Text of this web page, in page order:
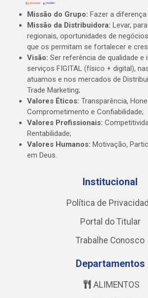
Missão do Grupo: Fazer a
Missão da Distribuidora: Levar,
regionais, oportunidades de
que os permitam se fortalecer e
Visão: Ser referência de qualidade e
serviços FIGITAL (físico + digital),
atuamos e nos mercados de
Trade Marketing;
Valores Éticos: Transparência,
Comprometimento e Confiabilidade;
Valores Profissionais:
Rentabilidade;
Valores Humanos: Motivação,
em Deus.
Institucional
Política de
Portal do Titular
Trabalhe Conosco
Departamentos
ALIMENTOS